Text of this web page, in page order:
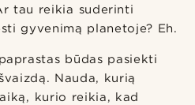
tau reikia suderinti
gyvenimą planetoje? Eh.
būdas pasiekti
Nauda, kurią
kurio reikia, kad